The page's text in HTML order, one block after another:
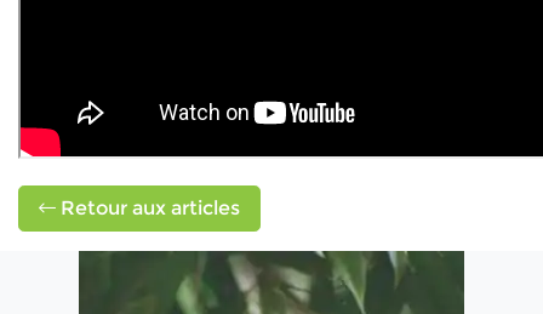
Retour aux articles